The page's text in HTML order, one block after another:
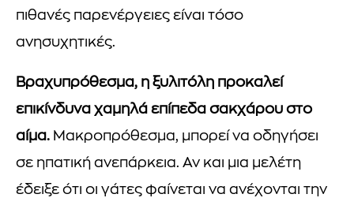
πιθανές παρενέργειες είναι τόσο
ανησυχητικές.
Βραχυπρόθεσμα, η ξυλιτόλη προκαλεί
επικίνδυνα χαμηλά επίπεδα σακχάρου στο
αίμα. Μακροπρόθεσμα, μπορεί να οδηγήσει
σε ηπατική ανεπάρκεια. Αν και μια μελέτη
έδειξε ότι οι γάτες φαίνεται να ανέχονται την